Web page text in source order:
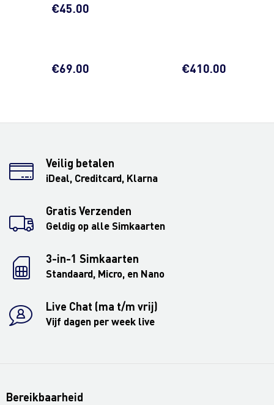
€45.00
€69.00 €410.00
Veilig betalen
iDeal, Creditcard, Klarna
Gratis Verzenden
Geldig op alle Simkaarten
3-in-1 Simkaarten
Standaard, Micro, en Nano
Live Chat (ma t/m vrij)
Vijf dagen per week live
Bereikbaarheid